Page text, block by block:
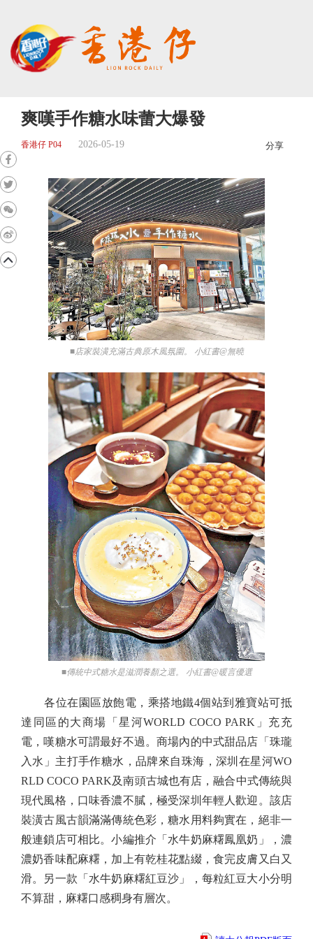
爽嘆手作糖水味蕾大爆發
香港仔 P04 2026-05-19 分享
■店家裝潢充滿古典原木風氛圍。 小紅書@無曉
■傳統中式糖水是滋潤養顏之選。 小紅書@暖言優選
各位在園區放飽電，乘搭地鐵4個站到雅寶站可抵
達同區的大商場「星河WORLD COCO PARK」充充
電，嘆糖水可謂最好不過。商場內的中式甜品店「珠瓏
入水」主打手作糖水，品牌來自珠海，深圳在星河WO
RLD COCO PARK及南頭古城也有店，融合中式傳統與
現代風格，口味香濃不膩，極受深圳年輕人歡迎。該店
裝潢古風古韻滿滿傳統色彩，糖水用料夠實在，絕非一
般連鎖店可相比。小編推介「水牛奶麻糬鳳凰奶」，濃
濃奶香味配麻糬，加上有乾桂花點綴，食完皮膚又白又
滑。另一款「水牛奶麻糬紅豆沙」，每粒紅豆大小分明
不算甜，麻糬口感稠身有層次。